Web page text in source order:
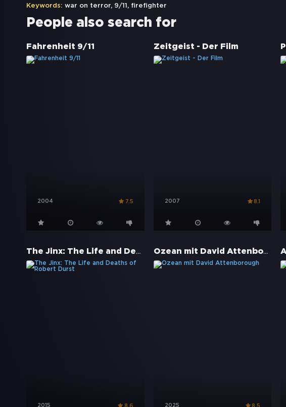
Keywords: war on terror, 9/11 , firefighter
People also search for
Fahrenheit 9/11
2004 7.5
Zeitgeist - Der Film
2007 8.1
The Jinx: The Life and Deaths of Robert Durst
2015
Ozean mit David Attenborough
2025